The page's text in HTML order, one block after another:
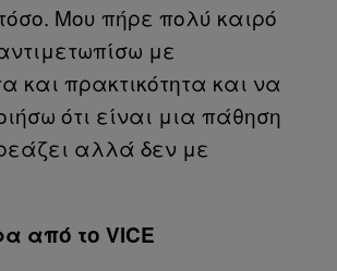
Μου πήρε πολύ καιρό
με
και πρακτικότητα και να
ότι είναι μια πάθηση
αλλά δεν με
από το VICE